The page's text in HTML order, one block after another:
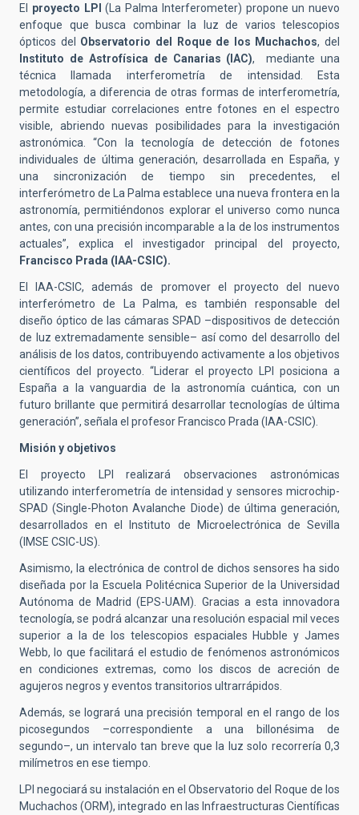
El proyecto LPI (La Palma Interferometer) propone un nuevo
enfoque que busca combinar la luz de varios telescopios
ópticos del Observatorio del Roque de los Muchachos, del
Instituto de Astrofísica de Canarias (IAC), mediante una
técnica llamada interferometría de intensidad. Esta
metodología, a diferencia de otras formas de interferometría,
permite estudiar correlaciones entre fotones en el espectro
visible, abriendo nuevas posibilidades para la investigación
astronómica. “Con la tecnología de detección de fotones
individuales de última generación, desarrollada en España, y
una sincronización de tiempo sin precedentes, el
interferómetro de La Palma establece una nueva frontera en la
astronomía, permitiéndonos explorar el universo como nunca
antes, con una precisión incomparable a la de los instrumentos
actuales”, explica el investigador principal del proyecto,
Francisco Prada (IAA-CSIC).
El IAA-CSIC, además de promover el proyecto del nuevo
interferómetro de La Palma, es también responsable del
diseño óptico de las cámaras SPAD –dispositivos de detección
de luz extremadamente sensible– así como del desarrollo del
análisis de los datos, contribuyendo activamente a los objetivos
científicos del proyecto. “Liderar el proyecto LPI posiciona a
España a la vanguardia de la astronomía cuántica, con un
futuro brillante que permitirá desarrollar tecnologías de última
generación”, señala el profesor Francisco Prada (IAA-CSIC).
Misión y objetivos
El proyecto LPI realizará observaciones astronómicas
utilizando interferometría de intensidad y sensores microchip-
SPAD (Single-Photon Avalanche Diode) de última generación,
desarrollados en el Instituto de Microelectrónica de Sevilla
(IMSE CSIC-US).
Asimismo, la electrónica de control de dichos sensores ha sido
diseñada por la Escuela Politécnica Superior de la Universidad
Autónoma de Madrid (EPS-UAM). Gracias a esta innovadora
tecnología, se podrá alcanzar una resolución espacial mil veces
superior a la de los telescopios espaciales Hubble y James
Webb, lo que facilitará el estudio de fenómenos astronómicos
en condiciones extremas, como los discos de acreción de
agujeros negros y eventos transitorios ultrarrápidos.
Además, se logrará una precisión temporal en el rango de los
picosegundos –correspondiente a una billonésima de
segundo–, un intervalo tan breve que la luz solo recorrería 0,3
milímetros en ese tiempo.
LPI negociará su instalación en el Observatorio del Roque de los
Muchachos (ORM), integrado en las Infraestructuras Científicas